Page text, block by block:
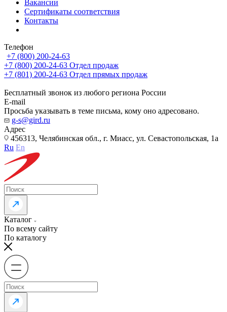
Вакансии
Сертификаты соответствия
Контакты
Телефон
+7 (800) 200-24-63
+7 (800) 200-24-63 Отдел продаж
+7 (801) 200-24-63 Отдел прямых продаж
Бесплатный звонок из любого региона России
E-mail
Просьба указывать в теме письма, кому оно адресовано.
g-s@gird.ru
Адрес
456313, Челябинская обл., г. Миасс, ул. Севастопольская, 1а
Ru En
Каталог
По всему сайту
По каталогу